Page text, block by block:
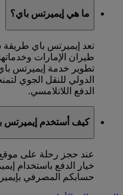
ما هي إيميرتس باي؟
تعد إيميرتس باي طريقة
طيران الإمارات
تطوير خدمة إيميرتس باي
الدولي للنقل الجوي
الدفع اللاتلامسي.
كيف أستخدم إيميرتس
خيار الدفع باستخدام
حسابكم المصرفي